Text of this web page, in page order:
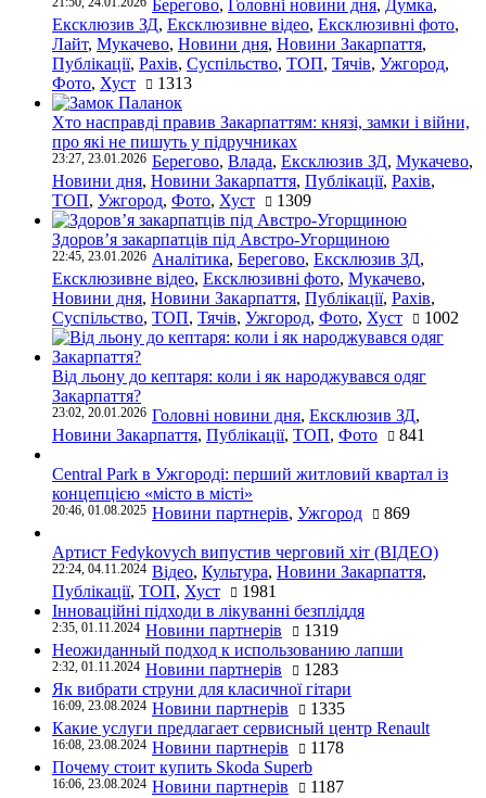
21:50, 24.01.2026 Берегово, Головні новини дня, Думка,
Ексклюзив ЗД, Ексклюзивне відео, Ексклюзивні фото,
Лайт, Мукачево, Новини дня, Новини Закарпаття,
Публікації, Рахів, Суспільство, ТОП, Тячів, Ужгород,
Фото, Хуст 1313
Хто насправді правив Закарпаттям: князі, замки і війни,
про які не пишуть у підручниках
23:27, 23.01.2026 Берегово, Влада, Ексклюзив ЗД, Мукачево,
Новини дня, Новини Закарпаття, Публікації, Рахів,
ТОП, Ужгород, Фото, Хуст 1309
Здоров’я закарпатців під Австро-Угорщиною
22:45, 23.01.2026 Аналітика, Берегово, Ексклюзив ЗД,
Ексклюзивне відео, Ексклюзивні фото, Мукачево,
Новини дня, Новини Закарпаття, Публікації, Рахів,
Суспільство, ТОП, Тячів, Ужгород, Фото, Хуст 1002
Від льону до кептаря: коли і як народжувався одяг
Закарпаття?
23:02, 20.01.2026 Головні новини дня, Ексклюзив ЗД,
Новини Закарпаття, Публікації, ТОП, Фото 841
Central Park в Ужгороді: перший житловий квартал із
концепцією «місто в місті»
20:46, 01.08.2025 Новини партнерів, Ужгород 869
Артист Fedykovych випустив черговий хіт (ВІДЕО)
22:24, 04.11.2024 Відео, Культура, Новини Закарпаття,
Публікації, ТОП, Хуст
1981
Інноваційні підходи в лікуванні безпліддя
2:35, 01.11.2024 Новини партнерів
1319
Неожиданный подход к использованию лапши
2:32, 01.11.2024 Новини партнерів
1283
Як вибрати струни для класичної гітари
16:09, 23.08.2024 Новини партнерів
1335
Какие услуги предлагает сервисный центр Renault
16:08, 23.08.2024 Новини партнерів
1178
Почему стоит купить Skoda Superb
16:06, 23.08.2024 Новини партнерів 1187